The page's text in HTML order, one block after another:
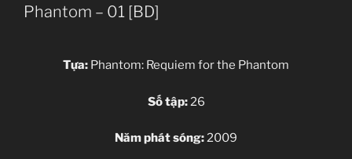
Phantom – 01 [BD]
Tựa: Phantom: Requiem for the Phantom
Số tập:26
Năm phát sóng:2009